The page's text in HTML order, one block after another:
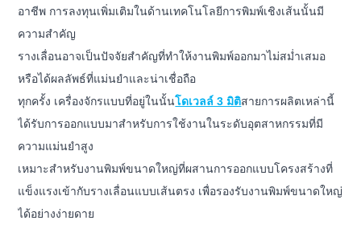
อาชีพ การลงทุนเพิ่มเติมในด้านเทคโนโลยีการพิมพ์เชิงเส้นนั้นมี
ความสำคัญ
รางเลื่อนอาจเป็นปัจจัยสำคัญที่ทำให้งานพิมพ์ออกมาไม่สม่ำเสมอ
หรือได้ผลลัพธ์ที่แม่นยำและน่าเชื่อถือ
ทุกครั้ง เครื่องจักรแบบที่อยู่ในนั้นโดเวลล์ 3 มิติสายการผลิตเหล่านี้
ได้รับการออกแบบมาสำหรับการใช้งานในระดับอุตสาหกรรมที่มี
ความแม่นยำสูง
เหมาะสำหรับงานพิมพ์ขนาดใหญ่ที่ผสานการออกแบบโครงสร้างที่
แข็งแรงเข้ากับรางเลื่อนแบบเส้นตรง เพื่อรองรับงานพิมพ์ขนาดใหญ่
ได้อย่างง่ายดาย